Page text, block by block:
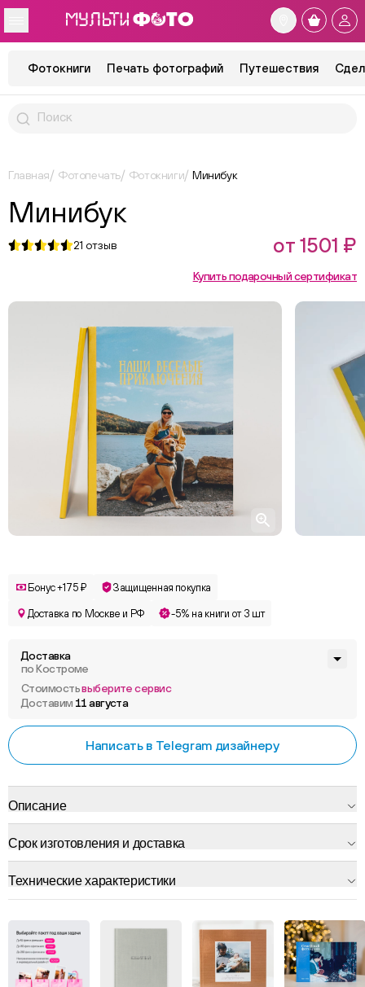
Фотокниги Печать фотографий Путешествия
Главная Фотопечать Фотокниги Минибук
Минибук
21 отзыв от 1501 ₽
Купить подарочный сертификат
Бонус +175 ₽ Защищенная покупка
Доставка по Москве и РФ -5% на книги от 3 шт
Доставка
по Костроме
Стоимостьвыберите сервис
Доставим 11 августа
Написать в Telegram дизайнеру
Описание
Срок изготовления и доставка
Технические характеристики